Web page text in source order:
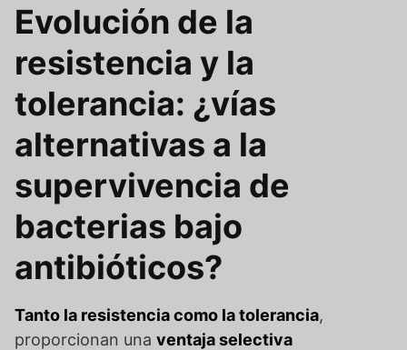
Evolución de la
resistencia y la
tolerancia: ¿vías
alternativas a la
supervivencia de
bacterias bajo
antibióticos?
Tanto la resistencia como la tolerancia,
proporcionan una ventaja selectiva